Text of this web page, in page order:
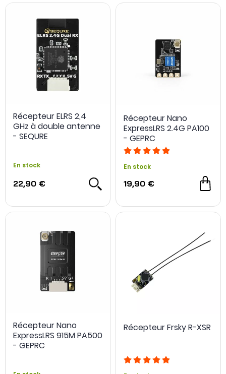
Récepteur ELRS 2,4
GHz à double antenne
- SEQURE
En stock
22,90 €
Récepteur Nano
ExpressLRS 2.4G PA100
- GEPRC
En stock
19,90 €
Récepteur Nano
ExpressLRS 915M PA500
- GEPRC
Récepteur Frsky R-XSR